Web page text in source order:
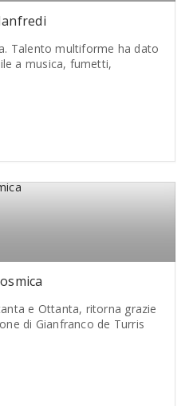
Talento multiforme ha dato
a musica, fumetti,
e Ottanta, ritorna grazie
di Gianfranco de Turris